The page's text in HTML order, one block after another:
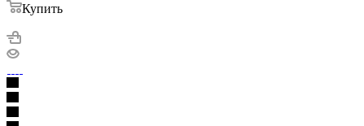
Купить